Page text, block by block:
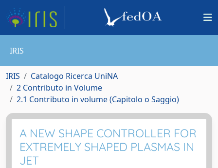
IRIS
IRIS
Catalogo Ricerca UniNA
2 Contributo in Volume
2.1 Contributo in volume (Capitolo o Saggio)
A NEW SHAPE CONTROLLER FOR
EXTREMELY SHAPED PLASMAS IN
JET